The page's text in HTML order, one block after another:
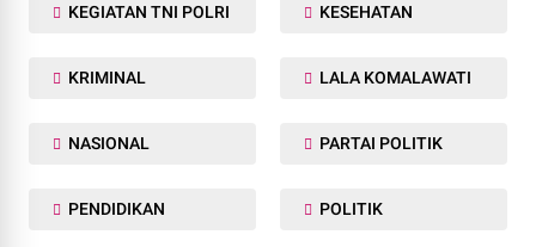
KEGIATAN TNI POLRI KESEHATAN
KRIMINAL LALA KOMALAWATI
NASIONAL PARTAI POLITIK
PENDIDIKAN POLITIK